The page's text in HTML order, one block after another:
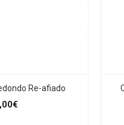
Re-afiado